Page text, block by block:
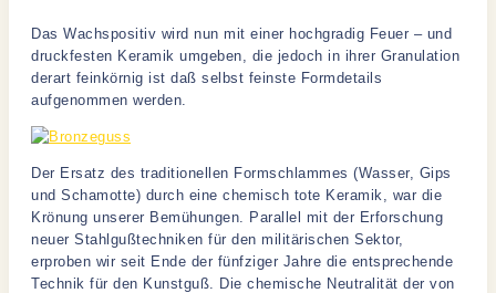
Das Wachspositiv wird nun mit einer hochgradig Feuer – und
druckfesten Keramik umgeben, die jedoch in ihrer Granulation
derart feinkörnig ist daß selbst feinste Formdetails
aufgenommen werden.
Der Ersatz des traditionellen Formschlammes (Wasser, Gips
und Schamotte) durch eine chemisch tote Keramik, war die
Krönung unserer Bemühungen. Parallel mit der Erforschung
neuer Stahlgußtechniken für den militärischen Sektor,
erproben wir seit Ende der fünfziger Jahre die entsprechende
Technik für den Kunstguß. Die chemische Neutralität der von